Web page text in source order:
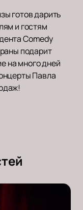
готов дарить
и гостям
Comedy
подарит
на много дней
Павла